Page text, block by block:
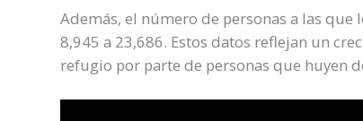
Además, el número de personas a las
8,945 a 23,686. Estos datos reflejan un
refugio por parte de personas que huyen
Video